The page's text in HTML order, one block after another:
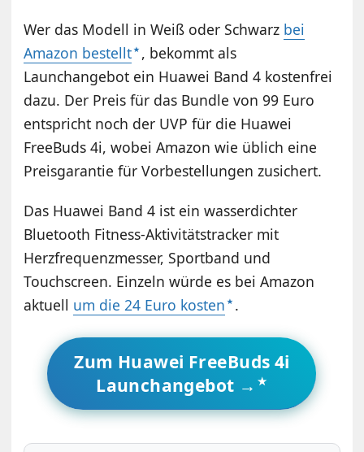
Wer das Modell in Weiß oder Schwarz bei
Amazon bestellt , bekommt als
Launchangebot ein Huawei Band 4 kostenfrei
dazu. Der Preis für das Bundle von 99 Euro
entspricht noch der UVP für die Huawei
FreeBuds 4i, wobei Amazon wie üblich eine
Preisgarantie für Vorbestellungen zusichert.
Das Huawei Band 4 ist ein wasserdichter
Bluetooth Fitness-Aktivitätstracker mit
Herzfrequenzmesser, Sportband und
Touchscreen. Einzeln würde es bei Amazon
aktuell um die 24 Euro kosten .
Zum Huawei FreeBuds 4i
Launchangebot →